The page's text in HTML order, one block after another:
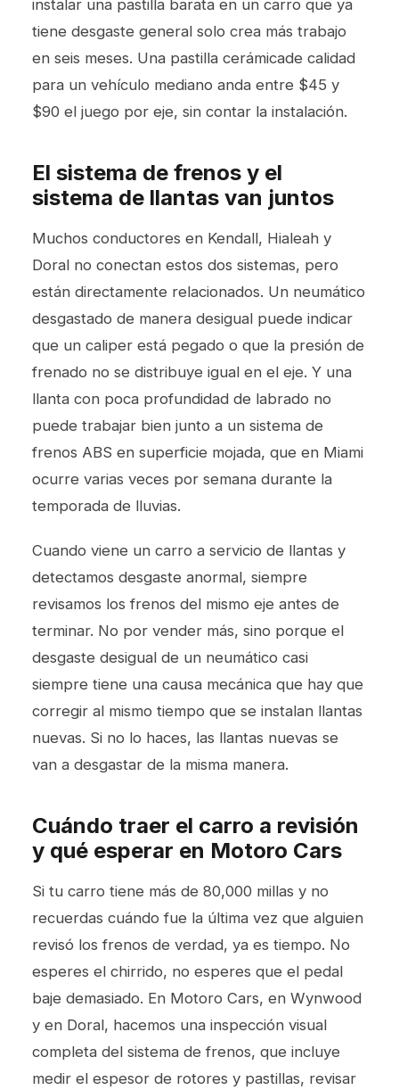
instalar una pastilla barata en un carro que ya
tiene desgaste general solo crea más trabajo
en seis meses. Una pastilla cerámicade calidad
para un vehículo mediano anda entre $45 y
$90 el juego por eje, sin contar la instalación.
El sistema de frenos y el
sistema de llantas van juntos
Muchos conductores en Kendall, Hialeah y
Doral no conectan estos dos sistemas, pero
están directamente relacionados. Un neumático
desgastado de manera desigual puede indicar
que un caliper está pegado o que la presión de
frenado no se distribuye igual en el eje. Y una
llanta con poca profundidad de labrado no
puede trabajar bien junto a un sistema de
frenos ABS en superficie mojada, que en Miami
ocurre varias veces por semana durante la
temporada de lluvias.
Cuando viene un carro a servicio de llantas y
detectamos desgaste anormal, siempre
revisamos los frenos del mismo eje antes de
terminar. No por vender más, sino porque el
desgaste desigual de un neumático casi
siempre tiene una causa mecánica que hay que
corregir al mismo tiempo que se instalan llantas
nuevas. Si no lo haces, las llantas nuevas se
van a desgastar de la misma manera.
Cuándo traer el carro a revisión
y qué esperar en Motoro Cars
Si tu carro tiene más de 80,000 millas y no
recuerdas cuándo fue la última vez que alguien
revisó los frenos de verdad, ya es tiempo. No
esperes el chirrido, no esperes que el pedal
baje demasiado. En Motoro Cars, en Wynwood
y en Doral, hacemos una inspección visual
completa del sistema de frenos, que incluye
medir el espesor de rotores y pastillas, revisar